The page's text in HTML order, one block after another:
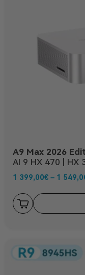
A9 Max 2026
AI 9 HX 470 | HX
1 399,00€ – 1